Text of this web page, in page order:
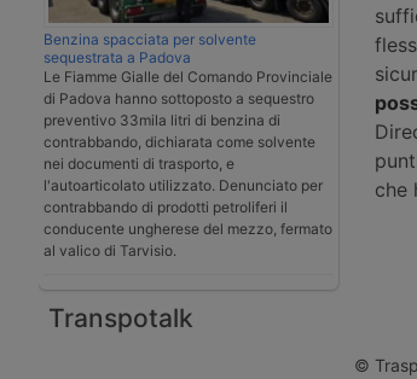
Benzina spacciata per solvente
sequestrata a Padova
Le Fiamme Gialle del Comando Provinciale
di Padova hanno sottoposto a sequestro
preventivo 33mila litri di benzina di
contrabbando, dichiarata come solvente
nei documenti di trasporto, e
l'autoarticolato utilizzato. Denunciato per
contrabbando di prodotti petroliferi il
conducente ungherese del mezzo, fermato
al valico di Tarvisio.
Transpotalk
che
©